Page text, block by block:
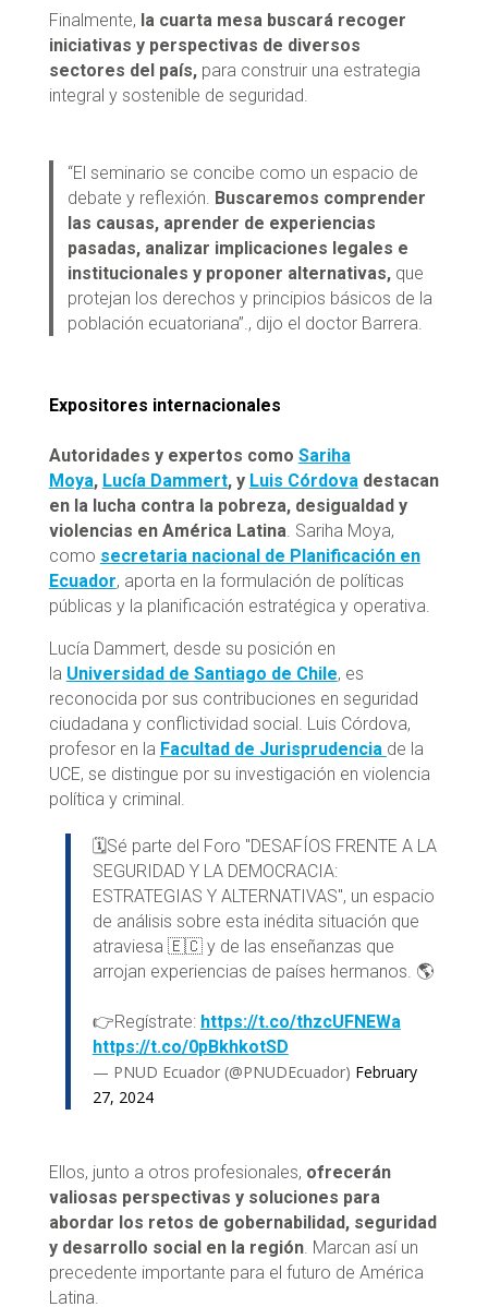
Finalmente, la cuarta mesa buscará recoger
iniciativas y perspectivas de diversos
sectores del país, para construir una estrategia
integral y sostenible de seguridad.
“El seminario se concibe como un espacio de
debate y reflexión. Buscaremos comprender
las causas, aprender de experiencias
pasadas, analizar implicaciones legales e
institucionales y proponer alternativas, que
protejan los derechos y principios básicos de la
población ecuatoriana”., dijo el doctor Barrera.
Expositores internacionales
Autoridades y expertos como Sariha
Moya, Lucía Dammert, y Luis Córdovadestacan
en la lucha contra la pobreza, desigualdad y
violencias en América Latina. Sariha Moya,
como secretaria nacional de Planificación en
Ecuador, aporta en la formulación de políticas
públicas y la planificación estratégica y operativa.
Lucía Dammert, desde su posición en
la Universidad de Santiago de Chile, es
reconocida por sus contribuciones en seguridad
ciudadana y conflictividad social. Luis Córdova,
profesor en la Facultad de Jurisprudencia de la
UCE, se distingue por su investigación en violencia
política y criminal.
🗓Sé parte del Foro "DESAFÍOS FRENTE A LA
SEGURIDAD Y LA DEMOCRACIA:
ESTRATEGIAS Y ALTERNATIVAS", un espacio
de análisis sobre esta inédita situación que
atraviesa 🇪🇨 y de las enseñanzas que
arrojan experiencias de países hermanos. 🌎
👉Regístrate: https://t.co/thzcUFNEWa
https://t.co/0pBkhkotSD
— PNUD Ecuador (@PNUDEcuador) February
27, 2024
Ellos, junto a otros profesionales, ofrecerán
valiosas perspectivas y soluciones para
abordar los retos de gobernabilidad, seguridad
y desarrollo social en la región. Marcan así un
precedente importante para el futuro de América
Latina.